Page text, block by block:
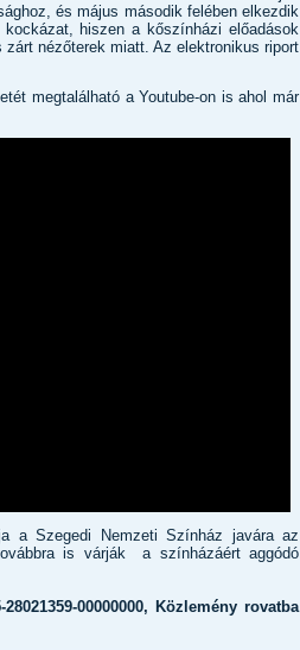
és május második felében elkezdik
hiszen a kőszínházi előadások
nézőterek miatt. Az elektronikus riport
megtalálható a Youtube-on is ahol már
Szegedi Nemzeti Színház javára az
is várják a színházáért aggódó
00000000, Közlemény rovatba